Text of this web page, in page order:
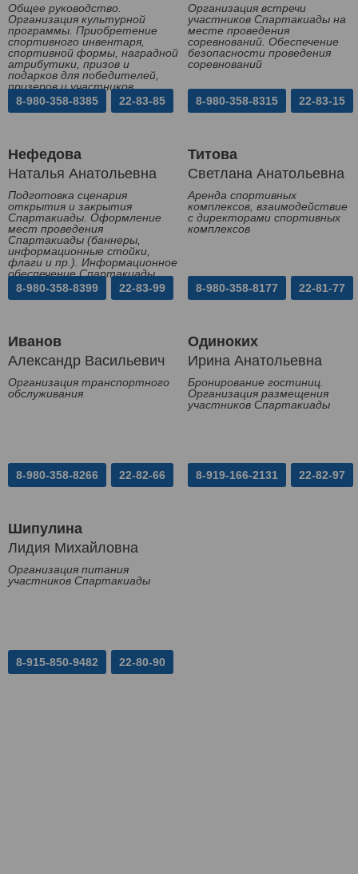
Общее руководство.
Организация культурной
программы. Приобретение
спортивного инвентаря,
спортивной формы, наградной
атрибутики, призов и
подарков для победителей,
призеров и участников
Спартакиады
8-980-358-8385 22-83-85
Организация встречи
участников Спартакиады на
месте проведения
соревнований. Обеспечение
безопасности проведения
соревнований
8-980-358-8315 22-83-15
Нефедова
Наталья Анатольевна
Подготовка сценария
открытия и закрытия
Спартакиады. Оформление
мест проведения
Спартакиады (баннеры,
информационные стойки,
флаги и пр.). Информационное
обеспечение Спартакиады
8-980-358-8399
22-83-99
Титова
Светлана Анатольевна
Аренда спортивных
комплексов, взаимодействие
с директорами спортивных
комплексов
8-980-358-8177 22-81-77
Иванов
Александр Васильевич
Организация транспортного
обслуживания
8-980-358-8266 22-82-66
Одиноких
Ирина Анатольевна
Бронирование гостиниц.
Организация размещения
участников Спартакиады
8-919-166-2131 22-82-97
Шипулина
Лидия Михайловна
Организация питания
участников Спартакиады
8-915-850-9482 22-80-90